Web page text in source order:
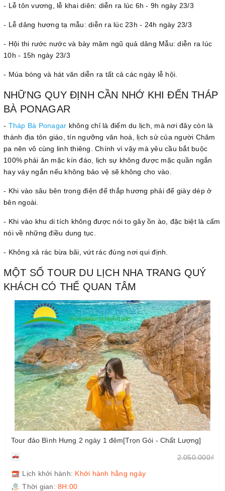
- Lễ tôn vương, lễ khai diên: diễn ra lúc 6h - 9h ngày 23/3
- Lễ dâng hương tạ mẫu: diễn ra lúc 23h - 24h ngày 23/3
- Hội thi rước nước và bày mâm ngũ quả dâng Mẫu: diễn ra lúc
10h - 15h ngày 23/3
- Múa bóng và hát văn diễn ra tất cả các ngày lễ hội.
NHỮNG QUY ĐỊNH CẦN NHỚ KHI ĐẾN THÁP
BÀ PONAGAR
- Tháp Bà Ponagar không chỉ là điểm du lịch, mà nơi đây còn là
thánh địa tôn giáo, tín ngưỡng văn hoá, lịch sử của người Chăm
pa nên vô cùng linh thiêng. Chính vì vậy mà yêu cầu bắt buộc
100% phải ăn mặc kín đáo, lịch sự không được mặc quần ngắn
hay váy ngắn nếu không bảo vệ sẽ không cho vào.
- Khi vào sâu bên trong điện để thắp hương phải để giày dép ở
bên ngoài.
- Khi vào khu di tích không được nói to gây ồn ào, đặc biệt là cấm
nói về những điều dung tục.
- Không xả rác bừa bãi, vứt rác đúng nơi qui định.
MỘT SỐ TOUR DU LỊCH NHA TRANG QUÝ
KHÁCH CÓ THỂ QUAN TÂM
Tour đảo Bình Hưng 2 ngày 1 đêm[Trọn Gói - Chất Lượng]
2.050.000₫
Lịch khởi hành: Khởi hành hằng ngày
Thời gian: 8H:00